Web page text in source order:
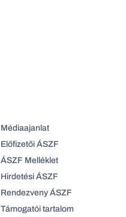
Médiaajanlat
Előfizetői ÁSZF
ÁSZF Melléklet
Hirdetési ÁSZF
Rendezveny ÁSZF
Támogatói tartalom